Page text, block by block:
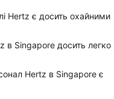
Hertz є досить охайними
в Singapore досить легко
Hertz в Singapore є